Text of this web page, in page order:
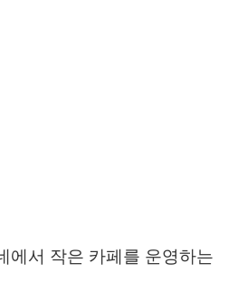
에서 작은 카페를 운영하는